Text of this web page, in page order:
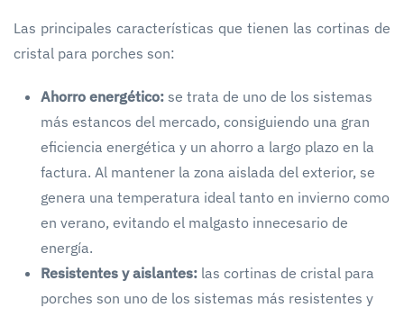
Las principales características que tienen las cortinas de
cristal para porches son:
Ahorro energético: se trata de uno de los sistemas
más estancos del mercado, consiguiendo una gran
eficiencia energética y un ahorro a largo plazo en la
factura. Al mantener la zona aislada del exterior, se
genera una temperatura ideal tanto en invierno como
en verano, evitando el malgasto innecesario de
energía.
Resistentes y aislantes: las cortinas de cristal para
porches son uno de los sistemas más resistentes y